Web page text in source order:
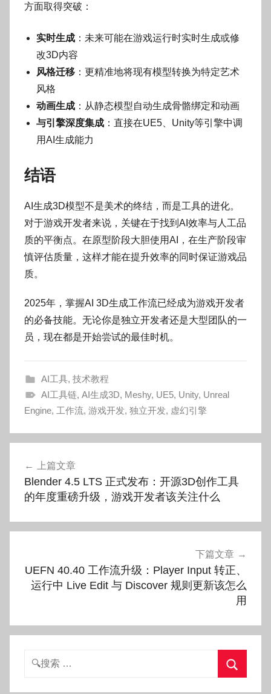
方面取得突破：
实时生成 ：未来可能在游戏运行时实时生成或修
改3D内容
风格迁移 ：更精准地将现有模型转换为特定艺术
风格
动画生成 ：从静态模型自动生成骨骼绑定和动画
与引擎深度集成 ：直接在UE5、Unity等引擎中调
用AI生成能力
结语
AI生成3D模型不是美术的终结，而是工具的进化。
对于游戏开发者来说，关键在于找到AI效率与人工品
质的平衡点。在原型阶段大胆使用AI，在生产阶段审
慎评估质量，这样才能在提升效率的同时保证游戏品
质。
2025年，掌握AI 3D生成工作流已经成为游戏开发者
的必备技能。无论你是独立开发者还是大型团队的一
员，现在都是开始尝试的最佳时机。
AI工具, 技术教程
AI工具链, AI生成3D, Meshy, UE5, Unity, Unreal
Engine, 工作流, 游戏开发, 独立开发, 虚幻引擎
航
上篇文章
Blender 4.5 LTS 正式发布：开源3D创作工具
的年度重磅升级，游戏开发者该关注什么
下篇文章
UEFN 40.40 工作流升级：Player Input 转正、
运行中 Live Edit 与 Discover 规则更新该怎么
用
搜